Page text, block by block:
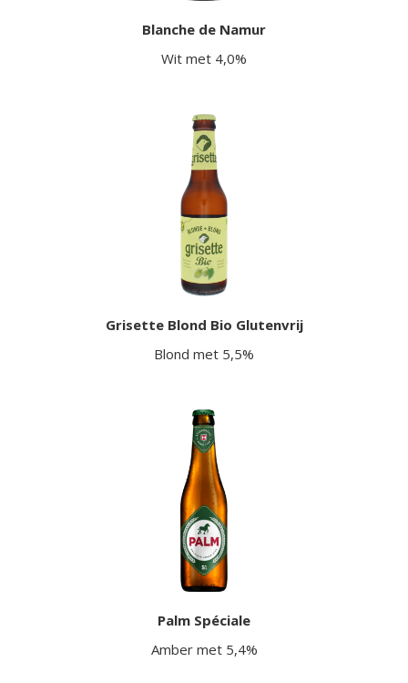
Blanche de Namur
Wit met 4,0%
Grisette Blond Bio Glutenvrij
Blond met 5,5%
Palm Spéciale
Amber met 5,4%